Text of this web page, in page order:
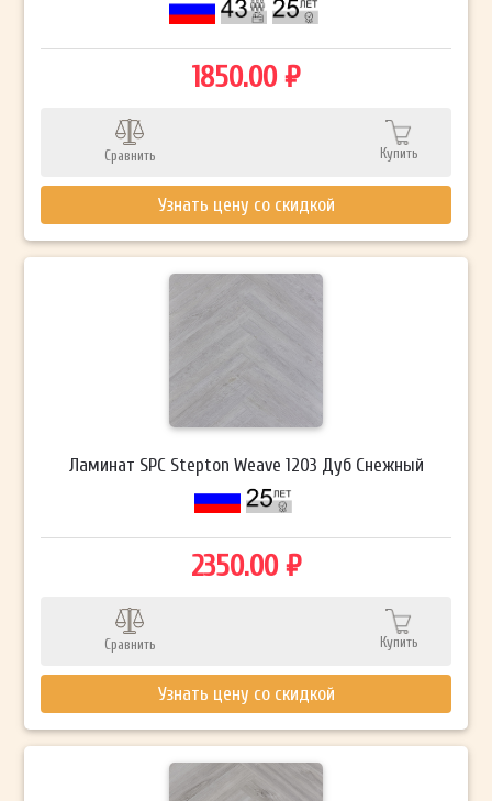
1850.00 ₽
Сравнить Купить
Узнать цену со скидкой
Ламинат SPC Stepton Weave 1203 Дуб Снежный
2350.00 ₽
Сравнить Купить
Узнать цену со скидкой